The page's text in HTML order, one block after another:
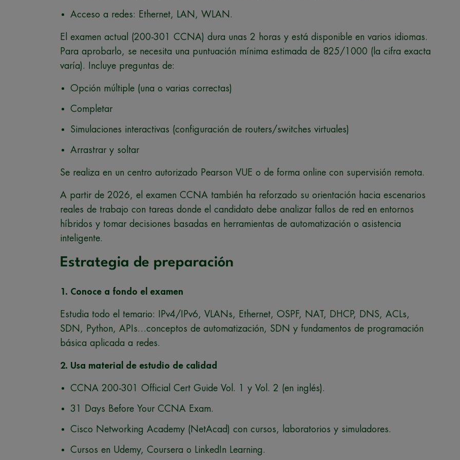
Acceso a redes: Ethernet, LAN, WLAN.
El examen actual (200-301 CCNA) dura unas 2 horas y está disponible en varios idiomas.
Para aprobarlo, se necesita una puntuación mínima estimada de 825/1000 (la cifra exacta
varía). Incluye preguntas de:
Opción múltiple (una o varias correctas)
Completar
Simulaciones interactivas (configuración de routers/switches virtuales)
Arrastrar y soltar
Se realiza en un centro autorizado Pearson VUE o de forma online con supervisión remota.
A partir de 2026, el examen CCNA también ha reforzado su orientación hacia escenarios
reales de trabajo con tareas donde el candidato debe analizar fallos de red en entornos
híbridos y tomar decisiones basadas en herramientas de automatización o asistencia
inteligente.
Estrategia de preparación
1. Conoce a fondo el examen
Estudia todo el temario: IPv4/IPv6, VLANs, Ethernet, OSPF, NAT, DHCP, DNS, ACLs,
SDN, Python, APIs…conceptos de automatización, SDN y fundamentos de programación
básica aplicada a redes.
2. Usa material de estudio de calidad
CCNA 200-301 Official Cert Guide Vol. 1 y Vol. 2 (en inglés).
31 Days Before Your CCNA Exam.
Cisco Networking Academy (NetAcad) con cursos, laboratorios y simuladores.
Cursos en Udemy, Coursera o LinkedIn Learning.